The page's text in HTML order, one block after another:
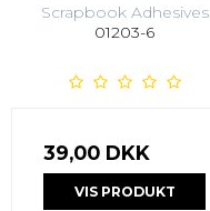
Scrapbook Adhesives
01203-6
39,00 DKK
VIS PRODUKT